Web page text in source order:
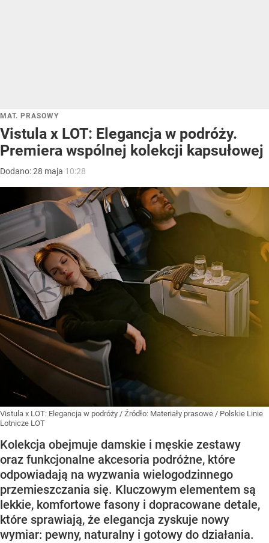
MAT. PRASOWY
Vistula x LOT: Elegancja w podróży.
Premiera wspólnej kolekcji kapsułowej
Dodano:28 maja 10:28
Vistula x LOT: Elegancja w podróży / Źródło: Materiały prasowe / Polskie Linie
Lotnicze LOT
Kolekcja obejmuje damskie i męskie zestawy
oraz funkcjonalne akcesoria podróżne, które
odpowiadają na wyzwania wielogodzinnego
przemieszczania się. Kluczowym elementem są
lekkie, komfortowe fasony i dopracowane detale,
które sprawiają, że elegancja zyskuje nowy
wymiar: pewny, naturalny i gotowy do działania.